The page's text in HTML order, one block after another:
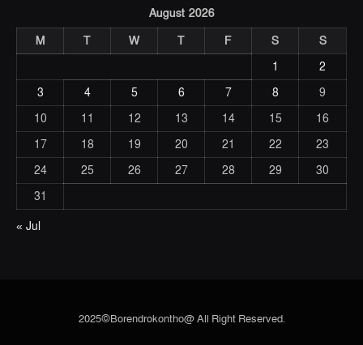
August 2026
M
T W T F S
S
1
2
3
4 5 6 7 8
9
10
11 12 13 14 15
16
17
18 19 20 21 22
23
24
25 26 27 28 29
30
31
« Jul
2025©Borendrokontho@ All Right Reserved.